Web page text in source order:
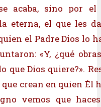
acaba, sino por el
eterna, el que les
el Padre Dios lo
«Y, ¿qué
que Dios quiere?».
que crean en quien Él
vemos que